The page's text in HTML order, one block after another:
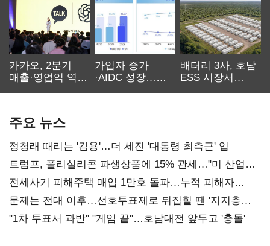
카카오, 2분기
매출·영업익 역대
가입자 증가
·AIDC 성장…
배터리 3사, 호남
ESS 시장서
주요 뉴스
정청래 때리는 '김용'…더 세진 '대통령 최측근' 입
트럼프, 폴리실리콘 파생상품에 15% 관세…"미 산업
재건"
전세사기 피해주택 매입 1만호 돌파…누적 피해자
4만278명
문제는 전대 이후…선호투표제로 뒤집힐 땐 '지지층
불복'
"1차 투표서 과반" "게임 끝"…호남대전 앞두고 '충돌'